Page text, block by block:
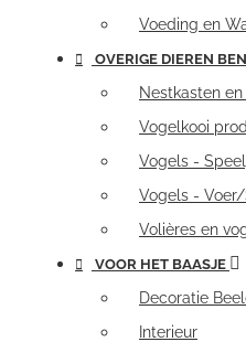
Voeding en
OVERIGE DIEREN
Nestkasten
Vogelkooi
Vogels -
Vogels -
Volières en
VOOR HET BAASJE
Decoratie
Interieur